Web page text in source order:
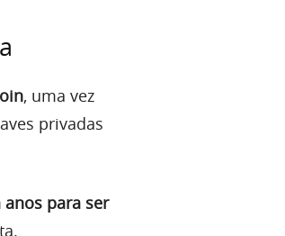
, uma vez
privadas
para ser